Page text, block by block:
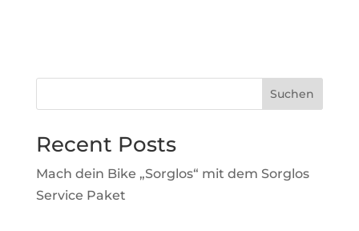
Suchen
Recent Posts
Mach dein Bike „Sorglos“ mit dem Sorglos
Service Paket